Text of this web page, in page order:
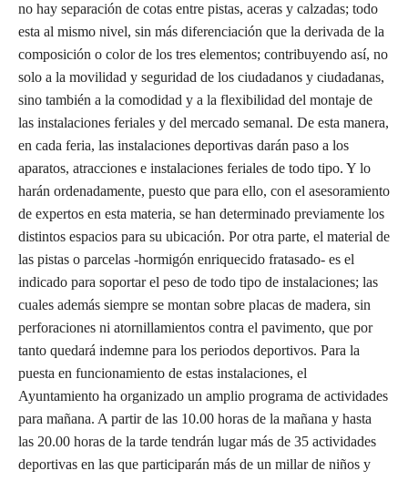
no hay separación de cotas entre pistas, aceras y calzadas; todo
esta al mismo nivel, sin más diferenciación que la derivada de la
composición o color de los tres elementos; contribuyendo así, no
solo a la movilidad y seguridad de los ciudadanos y ciudadanas,
sino también a la comodidad y a la flexibilidad del montaje de
las instalaciones feriales y del mercado semanal. De esta manera,
en cada feria, las instalaciones deportivas darán paso a los
aparatos, atracciones e instalaciones feriales de todo tipo. Y lo
harán ordenadamente, puesto que para ello, con el asesoramiento
de expertos en esta materia, se han determinado previamente los
distintos espacios para su ubicación. Por otra parte, el material de
las pistas o parcelas -hormigón enriquecido fratasado- es el
indicado para soportar el peso de todo tipo de instalaciones; las
cuales además siempre se montan sobre placas de madera, sin
perforaciones ni atornillamientos contra el pavimento, que por
tanto quedará indemne para los periodos deportivos. Para la
puesta en funcionamiento de estas instalaciones, el
Ayuntamiento ha organizado un amplio programa de actividades
para mañana. A partir de las 10.00 horas de la mañana y hasta
las 20.00 horas de la tarde tendrán lugar más de 35 actividades
deportivas en las que participarán más de un millar de niños y